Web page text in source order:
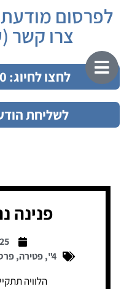
לפרסום
צרו קשר
לחצו לחיוג: 077-9971000
לשליחת
פנינה
4"
,פטירה,
הלוויה